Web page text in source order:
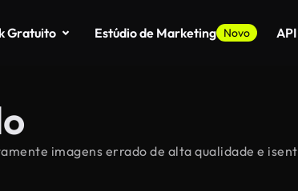
Gratuito Estúdio de Marketing Novo API
imagens errado de alta qualidade e